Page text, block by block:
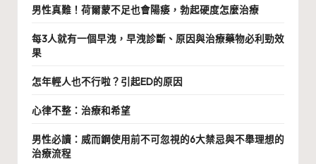
男性真難！荷爾蒙不足也會陽痿，勃起硬度怎麼治療
每3人就有一個早洩，早洩診斷、原因與治療藥物必利勁效
果
怎年輕人也不行啦？引起ED的原因
心律不整：治療和希望
男性必讀：威而鋼使用前不可忽視的6大禁忌與不舉理想的
治療流程